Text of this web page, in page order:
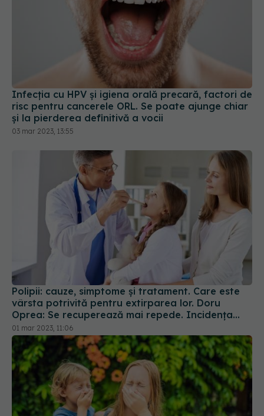
Infecția cu HPV și igiena orală precară, factori de
risc pentru cancerele ORL. Se poate ajunge chiar
și la pierderea definitivă a vocii
03 mar 2023, 13:55
Polipii: cauze, simptome și tratament. Care este
vârsta potrivită pentru extirparea lor. Doru
Oprea: Se recuperează mai repede. Incidența
recidivelor este relativ scăzută
01 mar 2023, 11:06